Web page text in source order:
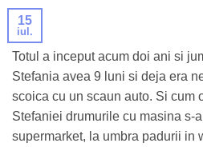
15
iul.
Totul a inceput acum doi ani si
Stefania avea 9 luni si deja era
scoica cu un scaun auto. Si cum
Stefaniei drumurile cu masina s-
supermarket, la umbra padurii in